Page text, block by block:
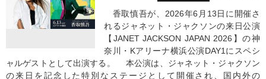
香取慎吾が、2026年6月13日に開催さ
れるジャネット・ジャクソンの来日公演
【JANET JACKSON JAPAN 2026】の神
奈川・Kアリーナ横浜公演DAY1にスペシ
ャルゲストとして出演する。 本公演は、ジャネット・ジャクソン
の来日を記念した特別なステージとして開催され、国内外の